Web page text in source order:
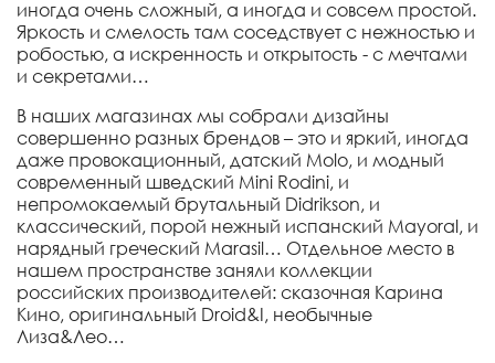
иногда очень сложный, а иногда и совсем простой.
Яркость и смелость там соседствует с нежностью и
робостью, а искренность и открытость - с мечтами
и секретами…
В наших магазинах мы собрали дизайны
совершенно разных брендов – это и яркий, иногда
даже провокационный, датский Molo, и модный
современный шведский Mini Rodini, и
непромокаемый брутальный Didrikson, и
классический, порой нежный испанский Mayoral, и
нарядный греческий Marasil… Отдельное место в
нашем пространстве заняли коллекции
российских производителей: сказочная Карина
Кино, оригинальный Droid&I, необычные
Лиза&Лео…